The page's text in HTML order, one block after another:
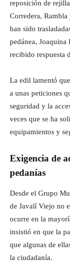
reposición de
Corredera, Rambla
han sido
pedánea, Joaquina
recibido respuesta
La edil lamentó
a unas peticiones
seguridad y la
veces que se ha
equipamientos y
Exigencia de
pedanías
Desde el Grupo
de Javalí Viejo no
ocurre en la
insistió en que la
que algunas de
la ciudadanía.